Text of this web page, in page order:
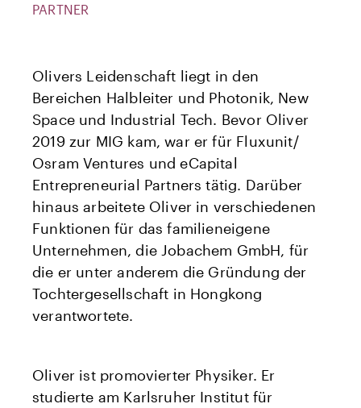
PARTNER
Olivers Leidenschaft liegt in den
Bereichen Halbleiter und Photonik, New
Space und Industrial Tech. Bevor Oliver
2019 zur MIG kam, war er für Fluxunit/
Osram Ventures und eCapital
Entrepreneurial Partners tätig. Darüber
hinaus arbeitete Oliver in verschiedenen
Funktionen für das familieneigene
Unternehmen, die Jobachem GmbH, für
die er unter anderem die Gründung der
Tochtergesellschaft in Hongkong
verantwortete.
Oliver ist promovierter Physiker. Er
studierte am Karlsruher Institut für